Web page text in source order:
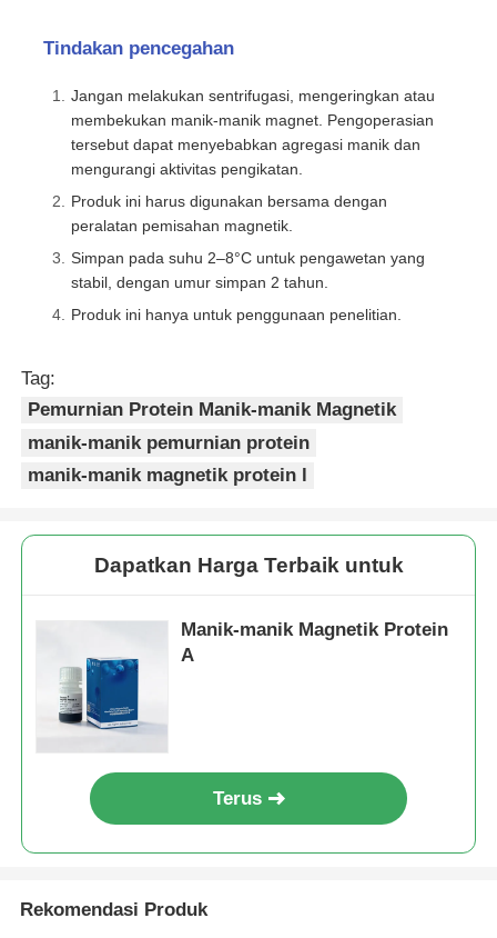
Tindakan pencegahan
Jangan melakukan sentrifugasi, mengeringkan atau
membekukan manik-manik magnet. Pengoperasian
tersebut dapat menyebabkan agregasi manik dan
mengurangi aktivitas pengikatan.
Produk ini harus digunakan bersama dengan
peralatan pemisahan magnetik.
Simpan pada suhu 2–8°C untuk pengawetan yang
stabil, dengan umur simpan 2 tahun.
Produk ini hanya untuk penggunaan penelitian.
Tag:
Pemurnian Protein Manik-manik Magnetik
manik-manik pemurnian protein
manik-manik magnetik protein l
Dapatkan Harga Terbaik untuk
Manik-manik Magnetik Protein
A
Terus
Rekomendasi Produk